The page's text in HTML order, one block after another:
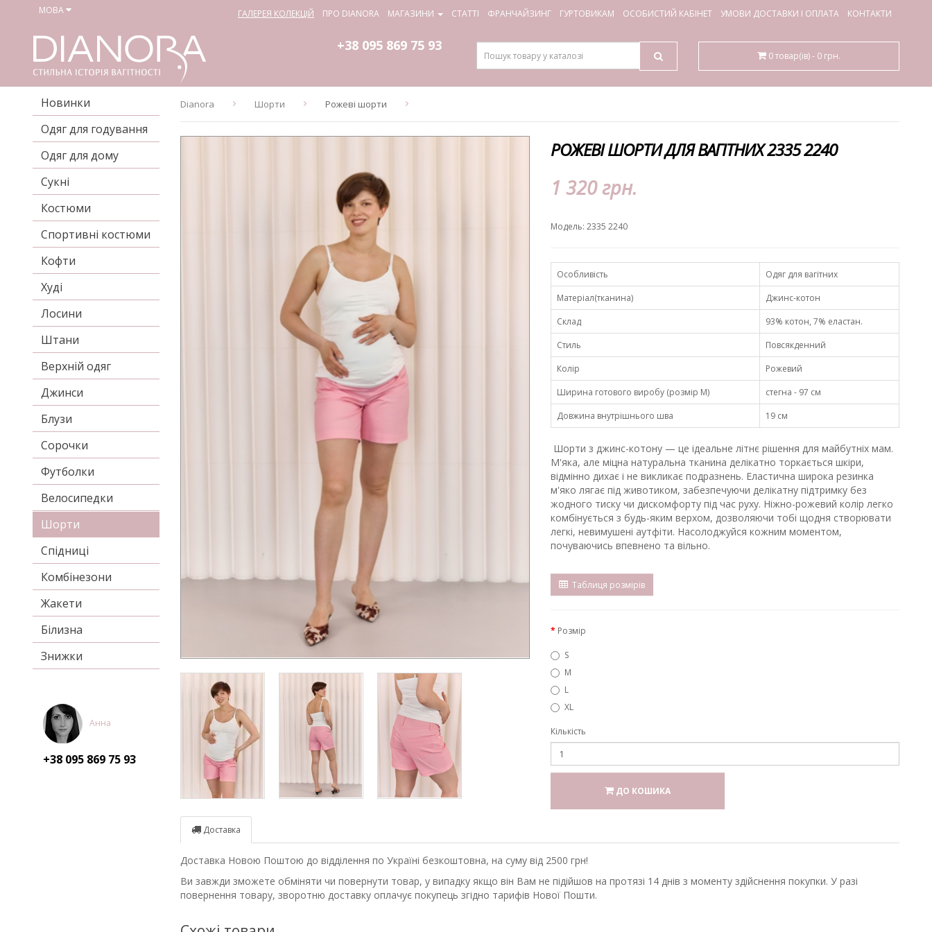
МОВА ГАЛЕРЕЯ КОЛЕКЦІЙ ПРО DIANORA МАГАЗИНИ СТАТТІ ФРАНЧАЙЗИНГ ГУРТОВИКАМ ОСОБИСТИЙ КАБІНЕТ УМОВИ ДОСТАВКИ І ОПЛАТА КОНТАКТИ
+38 095 869 75 93
0 товар(ів) - 0 грн.
Новинки
Одяг для годування
Одяг для дому
Сукні
Костюми
Спортивні костюми
Кофти
Худі
Лосини
Штани
Верхній одяг
Джинси
Блузи
Сорочки
Футболки
Велосипедки
Шорти
Спідниці
Комбінезони
Жакети
Білизна
Знижки
Анна
+38 095 869 75 93
Dianora Шорти Рожеві шорти
РОЖЕВІ ШОРТИ ДЛЯ ВАГІТНИХ 2335 2240
1 320 грн.
Модель: 2335 2240
Особливість
Одяг для вагітних
Матеріал(тканина)
Джинс-котон
Склад
93% котон, 7% еластан.
Стиль
Повсякденний
Колір
Рожевий
Ширина готового виробу (розмір М)
стегна - 97 см
Довжина внутрішнього шва
19 см
Шорти з джинс-котону — це ідеальне літнє рішення для майбутніх мам.
М'яка, але міцна натуральна тканина делікатно торкається шкіри,
відмінно дихає і не викликає подразнень. Еластична широка резинка
м'яко лягає під животиком, забезпечуючи делікатну підтримку без
жодного тиску чи дискомфорту під час руху. Ніжно-рожевий колір легко
комбінується з будь-яким верхом, дозволяючи тобі щодня створювати
легкі, невимушені аутфіти. Насолоджуйся кожним моментом,
почуваючись впевнено та вільно.
Таблиця розмірів
Розмір
S
M
L
XL
Кількість
ДО КОШИКА
Доставка
Доставка Новою Поштою до відділення по Україні безкоштовна, на суму від 2500 грн!
Ви завжди зможете обміняти чи повернути товар, у випадку якщо він Вам не підійшов на протязі 14 днів з моменту здійснення покупки. У разі
повернення товару, зворотню доставку оплачує покупець згідно тарифів Нової Пошти.